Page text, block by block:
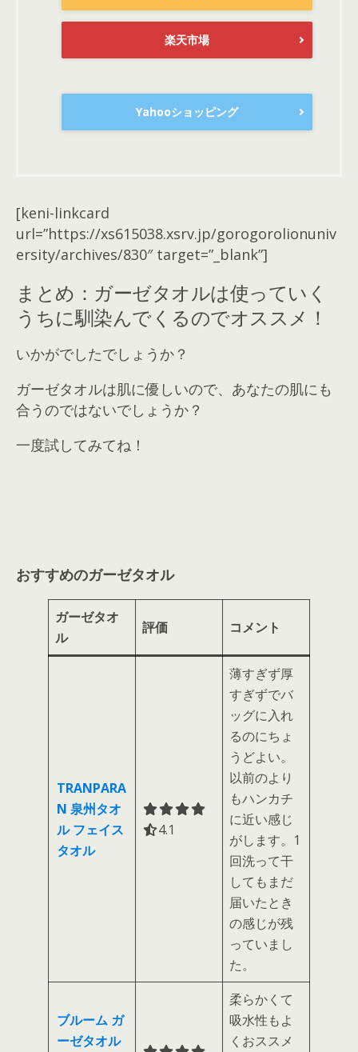
楽天市場
Yahooショッピング
[keni-linkcard
url=”https://xs615038.xsrv.jp/gorogorolionuniv
ersity/archives/830″ target=”_blank”]
まとめ：ガーゼタオルは使っていく
うちに馴染んでくるのでオススメ！
いかがでしたでしょうか？
ガーゼタオルは肌に優しいので、あなたの肌にも
合うのではないでしょうか？
一度試してみてね！
おすすめのガーゼタオル
ガーゼタオ
ル
評価 コメント
TRANPARA
N 泉州タオ
ル フェイス
タオル
4.1 out of 5.0 stars
4.1
薄すぎず厚
すぎずでバ
ッグに入れ
るのにちょ
うどよい。
以前のより
もハンカチ
に近い感じ
がします。1
回洗って干
してもまだ
届いたとき
の感じが残
っていまし
た。
ブルーム ガ
ーゼタオル
柔らかくて
吸水性もよ
くおススメ